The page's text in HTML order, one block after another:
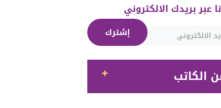
عبر بريدك الالكتروني
إشترك
الكاتب